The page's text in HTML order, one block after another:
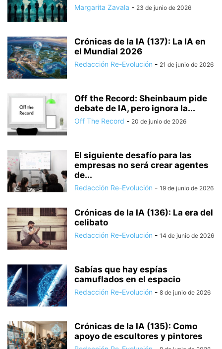
Margarita Zavala - 23 de junio de 2026
Crónicas de la IA (137): La IA en
el Mundial 2026
Redacción Re-Evolución - 21 de junio de 2026
Off the Record: Sheinbaum pide
debate de IA, pero ignora la...
Off The Record - 20 de junio de 2026
El siguiente desafío para las
empresas no será crear agentes
de...
Redacción Re-Evolución - 19 de junio de 2026
Crónicas de la IA (136): La era del
celibato
Redacción Re-Evolución - 14 de junio de 2026
Sabías que hay espías
camuflados en el espacio
Redacción Re-Evolución - 8 de junio de 2026
Crónicas de la IA (135): Como
apoyo de escultores y pintores